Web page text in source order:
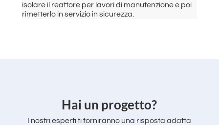
isolare il reattore per lavori di manutenzione e poi
rimetterlo in servizio in sicurezza.
Hai un progetto?
I nostri esperti ti forniranno una risposta adatta